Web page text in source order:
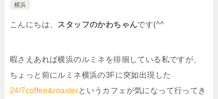
横浜
こんにちは、 スタッフのかわちゃんです(^^
暇さえあれば横浜のルミネを徘徊している私ですが、
ちょっと前にルミネ横浜の3Fに突如出現した
24/7coffee&roasterというカフェが気になって行ってき